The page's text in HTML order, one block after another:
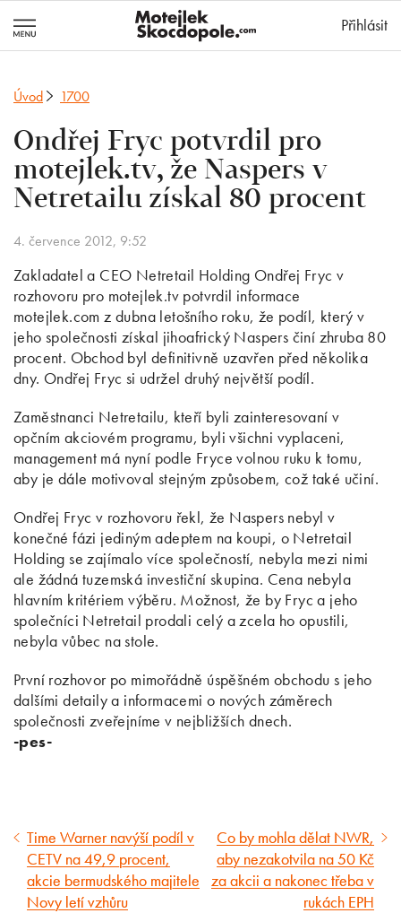
Přihlásit
Úvod 1700
Ondřej Fryc potvrdil pro
motejlek.tv, že Naspers v
Netretailu získal 80 procent
4. července 2012, 9:52
Zakladatel a CEO Netretail Holding Ondřej Fryc v
rozhovoru pro motejlek.tv potvrdil informace
motejlek.com z dubna letošního roku, že podíl, který v
jeho společnosti získal jihoafrický Naspers činí zhruba 80
procent. Obchod byl definitivně uzavřen před několika
dny. Ondřej Fryc si udržel druhý největší podíl.
Zaměstnanci Netretailu, kteří byli zainteresovaní v
opčním akciovém programu, byli všichni vyplaceni,
management má nyní podle Fryce volnou ruku k tomu,
aby je dále motivoval stejným způsobem, což také učiní.
Ondřej Fryc v rozhovoru řekl, že Naspers nebyl v
konečné fázi jediným adeptem na koupi, o Netretail
Holding se zajímalo více společností, nebyla mezi nimi
ale žádná tuzemská investiční skupina. Cena nebyla
hlavním kritériem výběru. Možnost, že by Fryc a jeho
společníci Netretail prodali celý a zcela ho opustili,
nebyla vůbec na stole.
První rozhovor po mimořádně úspěšném obchodu s jeho
dalšími detaily a informacemi o nových záměrech
společnosti zveřejníme v nejbližších dnech.
-pes-
Předcházející
článek
Time Warner navýší podíl v
CETV na 49,9 procent,
akcie bermudského majitele
Novy letí vzhůru
Následující
článek
Co by mohla dělat NWR,
aby nezakotvila na 50 Kč
za akcii a nakonec třeba v
rukách EPH